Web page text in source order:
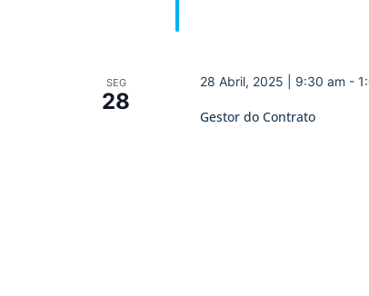
SEG
28
Gestor do Contrato
28 Abril, 2025 | 9:30 am -